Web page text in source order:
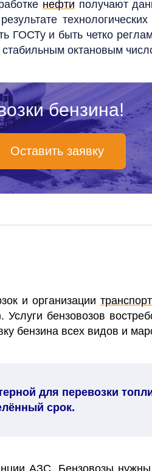
нефти получают
технологических
ГОСТу и быть четко
октановым
бензина!
Оставить заявку
и организации
бензовозов
бензина всех видов и
для перевозки
срок.
АЗС. Бензовозы